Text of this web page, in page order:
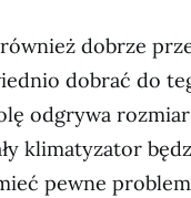
dobrze
dobrać do
odgrywa
klimatyzator
pewne